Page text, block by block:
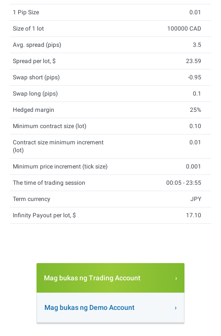
1 Pip Size 0.01
Size of 1 lot 100000 CAD
Avg. spread (pips) 3.5
Spread per lot, $ 23.59
Swap short (pips) -0.95
Swap long (pips) 0.1
Hedged margin 25%
Minimum contract size (lot) 0.10
Contract size minimum increment
(lot)
0.01
Minimum price increment (tick size) 0.001
The time of trading session 00:05 - 23:55
Term currency JPY
Infinity Payout per lot, $ 17.10
Mag bukas ng Trading Account
Mag bukas ng Demo Account